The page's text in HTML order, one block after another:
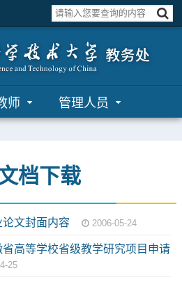
师 管理人员
档下载
论文封面内容 2006-05-24
省高等学校省级教学研究项目申请
25